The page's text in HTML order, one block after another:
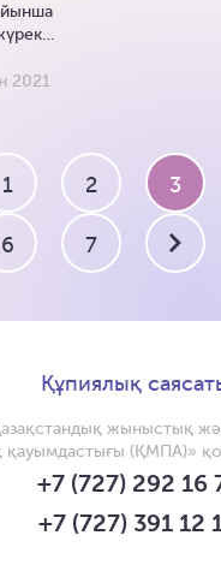
2021
1 2 3
6 7
Құпиялық
жыныстық
қауымдастығы (ҚМПА)»
+7 (727) 292 16
+7 (727) 391 12